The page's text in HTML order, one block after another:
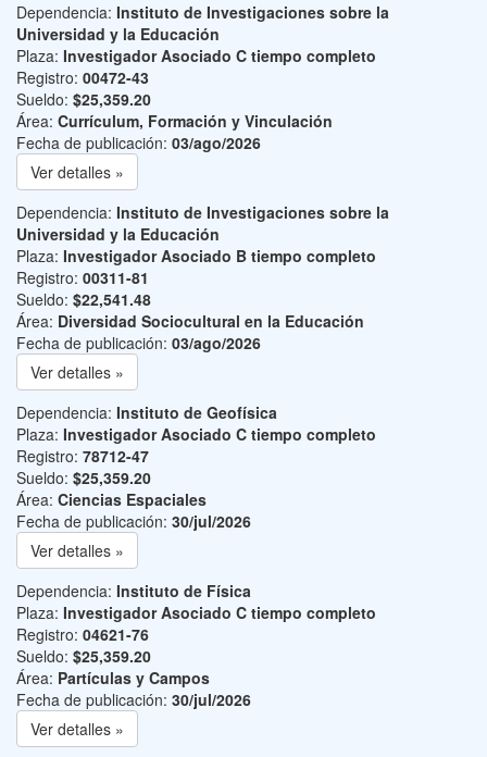
Dependencia: Instituto de Investigaciones sobre la
Universidad y la Educación
Plaza: Investigador Asociado C tiempo completo
Registro: 00472-43
Sueldo: $25,359.20
Área: Currículum, Formación y Vinculación
Fecha de publicación: 03/ago/2026
Ver detalles »
Dependencia: Instituto de Investigaciones sobre la
Universidad y la Educación
Plaza: Investigador Asociado B tiempo completo
Registro: 00311-81
Sueldo: $22,541.48
Área: Diversidad Sociocultural en la Educación
Fecha de publicación: 03/ago/2026
Ver detalles »
Dependencia: Instituto de Geofísica
Plaza: Investigador Asociado C tiempo completo
Registro: 78712-47
Sueldo: $25,359.20
Área: Ciencias Espaciales
Fecha de publicación: 30/jul/2026
Ver detalles »
Dependencia: Instituto de Física
Plaza: Investigador Asociado C tiempo completo
Registro: 04621-76
Sueldo: $25,359.20
Área: Partículas y Campos
Fecha de publicación: 30/jul/2026
Ver detalles »